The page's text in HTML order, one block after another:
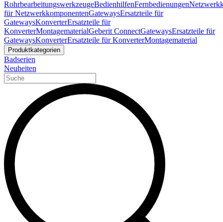
RohrbearbeitungswerkzeugeBedienhilfenFernbedienungen
für NetzwerkkomponentenGatewaysErsatzteile für
GatewaysKonverterErsatzteile für
KonverterMontagematerialGeberit ConnectGatewaysErsatzteile für
GatewaysKonverterErsatzteile für KonverterMontagematerial
Produktkategorien
Badserien
Neuheiten